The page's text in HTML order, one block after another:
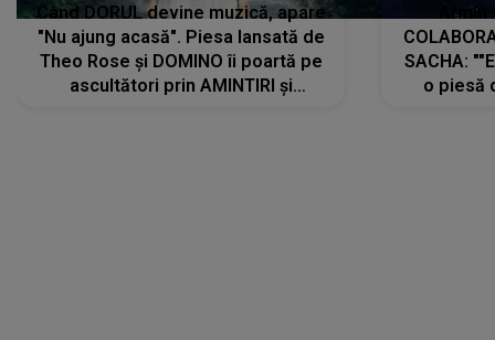
Când DORUL devine muzică, apare
"Nu ajung acasă". Piesa lansată de
Theo Rose și DOMINO îi poartă pe
ascultători prin AMINTIRI și
SACHA:
o piesă